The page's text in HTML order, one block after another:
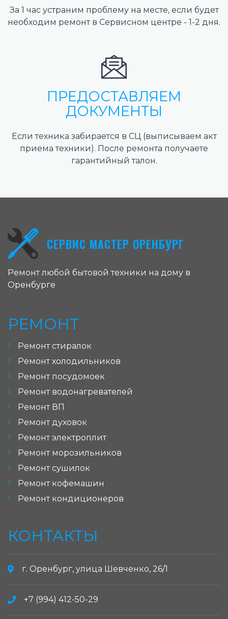
За 1 час устраним проблему на месте, если будет
необходим ремонт в Сервисном центре - 1-2 дня.
ПРЕДОСТАВЛЯЕМ
ДОКУМЕНТЫ
Если техника забирается в СЦ (выписываем акт
приема техники). После ремонта получаете
гарантийный талон.
СЕРВИС МАСТЕР ОРЕНБУРГ
Ремонт любой бытовой техники на дому в
Оренбурге
РЕМОНТ
Ремонт стиралок
Ремонт холодильников
Ремонт посудомоек
Ремонт водонагревателей
Ремонт ВП
Ремонт духовок
Ремонт электроплит
Ремонт морозильников
Ремонт сушилок
Ремонт кофемашин
Ремонт кондиционеров
КОНТАКТЫ
г. Оренбург, улица Шевченко, 26/1
+7 (994) 412-50-29